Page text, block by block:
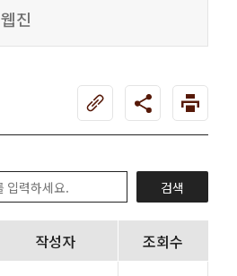
웹진
검색
작성자 조회수